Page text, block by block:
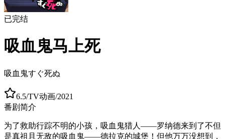
已完结
吸血鬼马上死
吸血鬼すぐ死ぬ
6.5/TV动画/2021
番剧简介
为了救助行踪不明的小孩，吸血鬼猎人——罗纳德来到了不但
是真祖且无敌的吸血鬼——德拉克的城堡！但他万万没想到，